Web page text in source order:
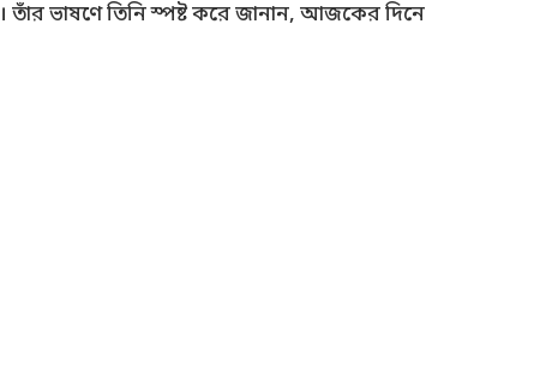
। তাঁর ভাষণে তিনি স্পষ্ট করে জানান, আজকের দিনে